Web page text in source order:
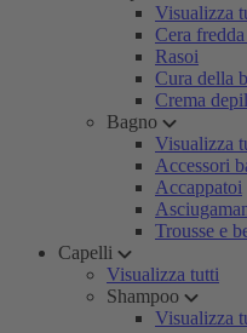
Visualizza
Cera
Rasoi
Cura della
Crema
Bagno
Visualizza
Accessori
Accappatoi
Trousse e
Capelli
Visualizza tutti
Shampoo
Visualizza